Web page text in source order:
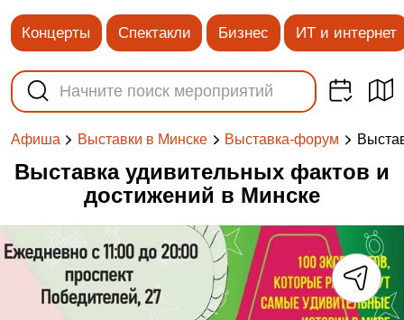
Концерты Спектакли Бизнес ИТ и интернет
Афиша Выставки в Минске Выставка-форум
Выставка удивительных фактов и
достижений в Минске